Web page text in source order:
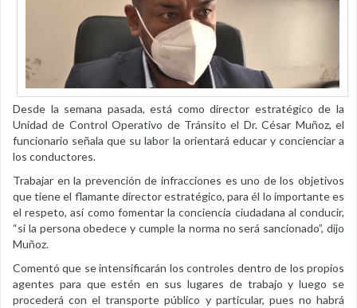
Desde la semana pasada, está como director estratégico de la
Unidad de Control Operativo de Tránsito el Dr. César Muñoz, el
funcionario señala que su labor la orientará educar y concienciar a
los conductores.
Trabajar en la prevención de infracciones es uno de los objetivos
que tiene el flamante director estratégico, para él lo importante es
el respeto, así como fomentar la conciencia ciudadana al conducir,
“si la persona obedece y cumple la norma no será sancionado”, dijo
Muñoz.
Comentó que se intensificarán los controles dentro de los propios
agentes para que estén en sus lugares de trabajo y luego se
procederá con el transporte público y particular, pues no habrá